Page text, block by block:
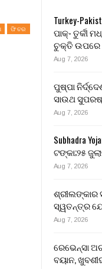
ଫିଚର
Turkey-
ପାକ୍- ତୁର୍କୀ
ଚୁକ୍ତି ଉପରେ
Aug 7, 2026
ପୁଷ୍ପା
ସାଉଥ
Aug 7, 2026
Subhadra
ଟଙ୍କା;୨୫
Aug 7, 2026
ଶ୍ରୀଲଙ୍କାର
ସ୍ୱତନ୍ତ୍ର
Aug 7, 2026
ରେଭେନ୍ସା
ବୟାନ,